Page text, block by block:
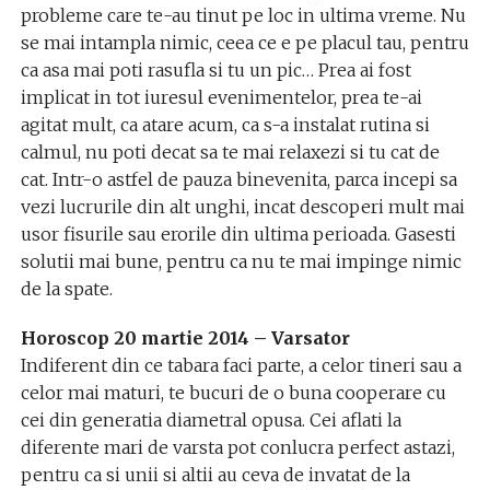
probleme care te-au tinut pe loc in ultima vreme. Nu
se mai intampla nimic, ceea ce e pe placul tau, pentru
ca asa mai poti rasufla si tu un pic… Prea ai fost
implicat in tot iuresul evenimentelor, prea te-ai
agitat mult, ca atare acum, ca s-a instalat rutina si
calmul, nu poti decat sa te mai relaxezi si tu cat de
cat. Intr-o astfel de pauza binevenita, parca incepi sa
vezi lucrurile din alt unghi, incat descoperi mult mai
usor fisurile sau erorile din ultima perioada. Gasesti
solutii mai bune, pentru ca nu te mai impinge nimic
de la spate.
Horoscop 20 martie 2014 – Varsator
Indiferent din ce tabara faci parte, a celor tineri sau a
celor mai maturi, te bucuri de o buna cooperare cu
cei din generatia diametral opusa. Cei aflati la
diferente mari de varsta pot conlucra perfect astazi,
pentru ca si unii si altii au ceva de invatat de la